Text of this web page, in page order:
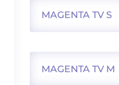
MAGENTA TV S
MAGENTA TV M